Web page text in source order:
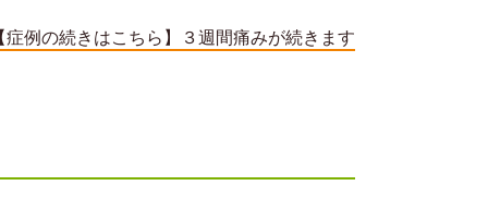
症例の続きはこちら】３週間痛みが続きます